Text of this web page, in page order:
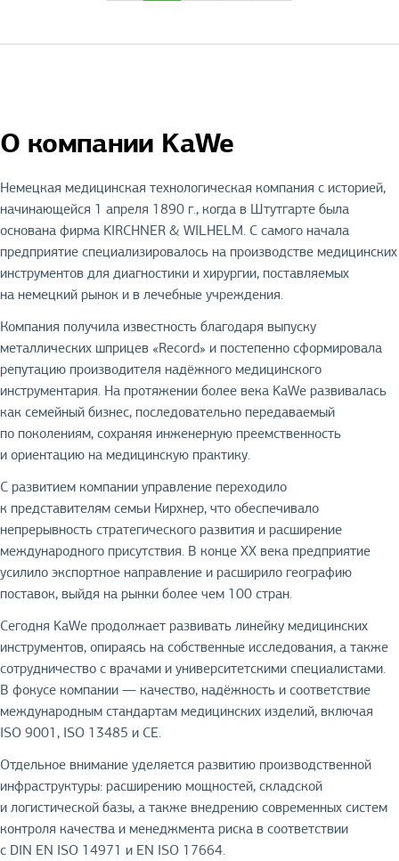
О компании KaWe
Немецкая медицинская технологическая компания с историей,
начинающейся 1 апреля 1890 г., когда в Штутгарте была
основана фирма KIRCHNER & WILHELM. С самого начала
предприятие специализировалось на производстве медицинских
инструментов для диагностики и хирургии, поставляемых
на немецкий рынок и в лечебные учреждения.
Компания получила известность благодаря выпуску
металлических шприцев «Record» и постепенно сформировала
репутацию производителя надёжного медицинского
инструментария. На протяжении более века KaWe развивалась
как семейный бизнес, последовательно передаваемый
по поколениям, сохраняя инженерную преемственность
и ориентацию на медицинскую практику.
С развитием компании управление переходило
к представителям семьи Кирхнер, что обеспечивало
непрерывность стратегического развития и расширение
международного присутствия. В конце XX века предприятие
усилило экспортное направление и расширило географию
поставок, выйдя на рынки более чем 100 стран.
Сегодня KaWe продолжает развивать линейку медицинских
инструментов, опираясь на собственные исследования, а также
сотрудничество с врачами и университетскими специалистами.
В фокусе компании — качество, надёжность и соответствие
международным стандартам медицинских изделий, включая
ISO 9001, ISO 13485 и CE.
Отдельное внимание уделяется развитию производственной
инфраструктуры: расширению мощностей, складской
и логистической базы, а также внедрению современных систем
контроля качества и менеджмента риска в соответствии
с DIN EN ISO 14971 и EN ISO 17664.